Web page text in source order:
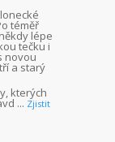
téměř
lépe
tečku i
novou
a starý
kterých
... Zjistit